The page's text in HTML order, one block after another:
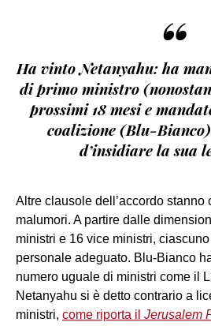
“
Ha vinto Netanyahu: ha
di primo ministro
prossimi 18 mesi e
coalizione (Blu-
d’insidiare la sua
Altre clausole dell’accordo stanno
malumori. A partire dalle
ministri e 16 vice ministri,
personale adeguato. Blu-Bianco
numero uguale di ministri come il
Netanyahu si è detto contrario a
ministri, come riporta il Jerusalem